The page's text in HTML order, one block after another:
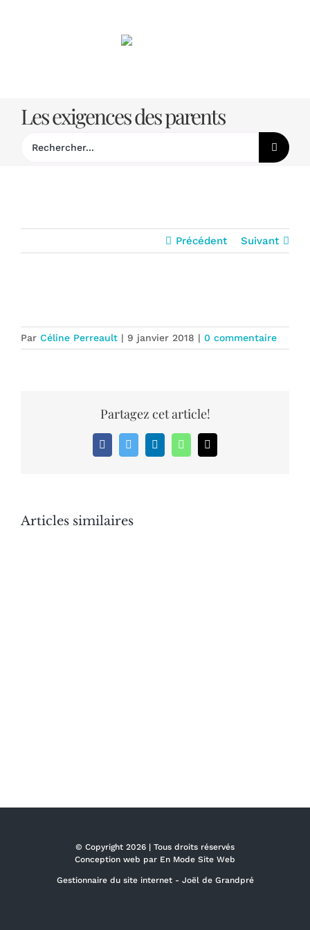
Les exigences des parents
Précédent Suivant
Par Céline Perreault | 9 janvier 2018 | 0 commentaire
Partagez cet article!
FacebookTwitter LinkedInWhatsApp
Articles similaires
© Copyright 2026 | Tous droits réservés
Conception web par En Mode Site Web
Gestionnaire du site internet - Joël de Grandpré